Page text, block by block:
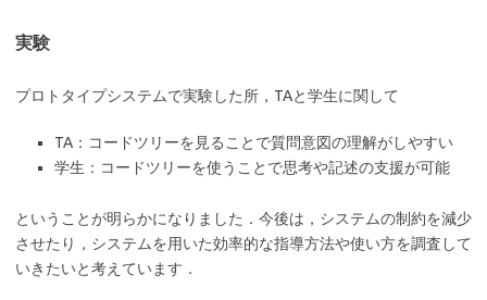
実験
プロトタイプシステムで実験した所，TAと学生に関して
TA：コードツリーを見ることで質問意図の理解がしやすい
学生：コードツリーを使うことで思考や記述の支援が可能
ということが明らかになりました．今後は，システムの制約を減少
させたり，システムを用いた効率的な指導方法や使い方を調査して
いきたいと考えています．